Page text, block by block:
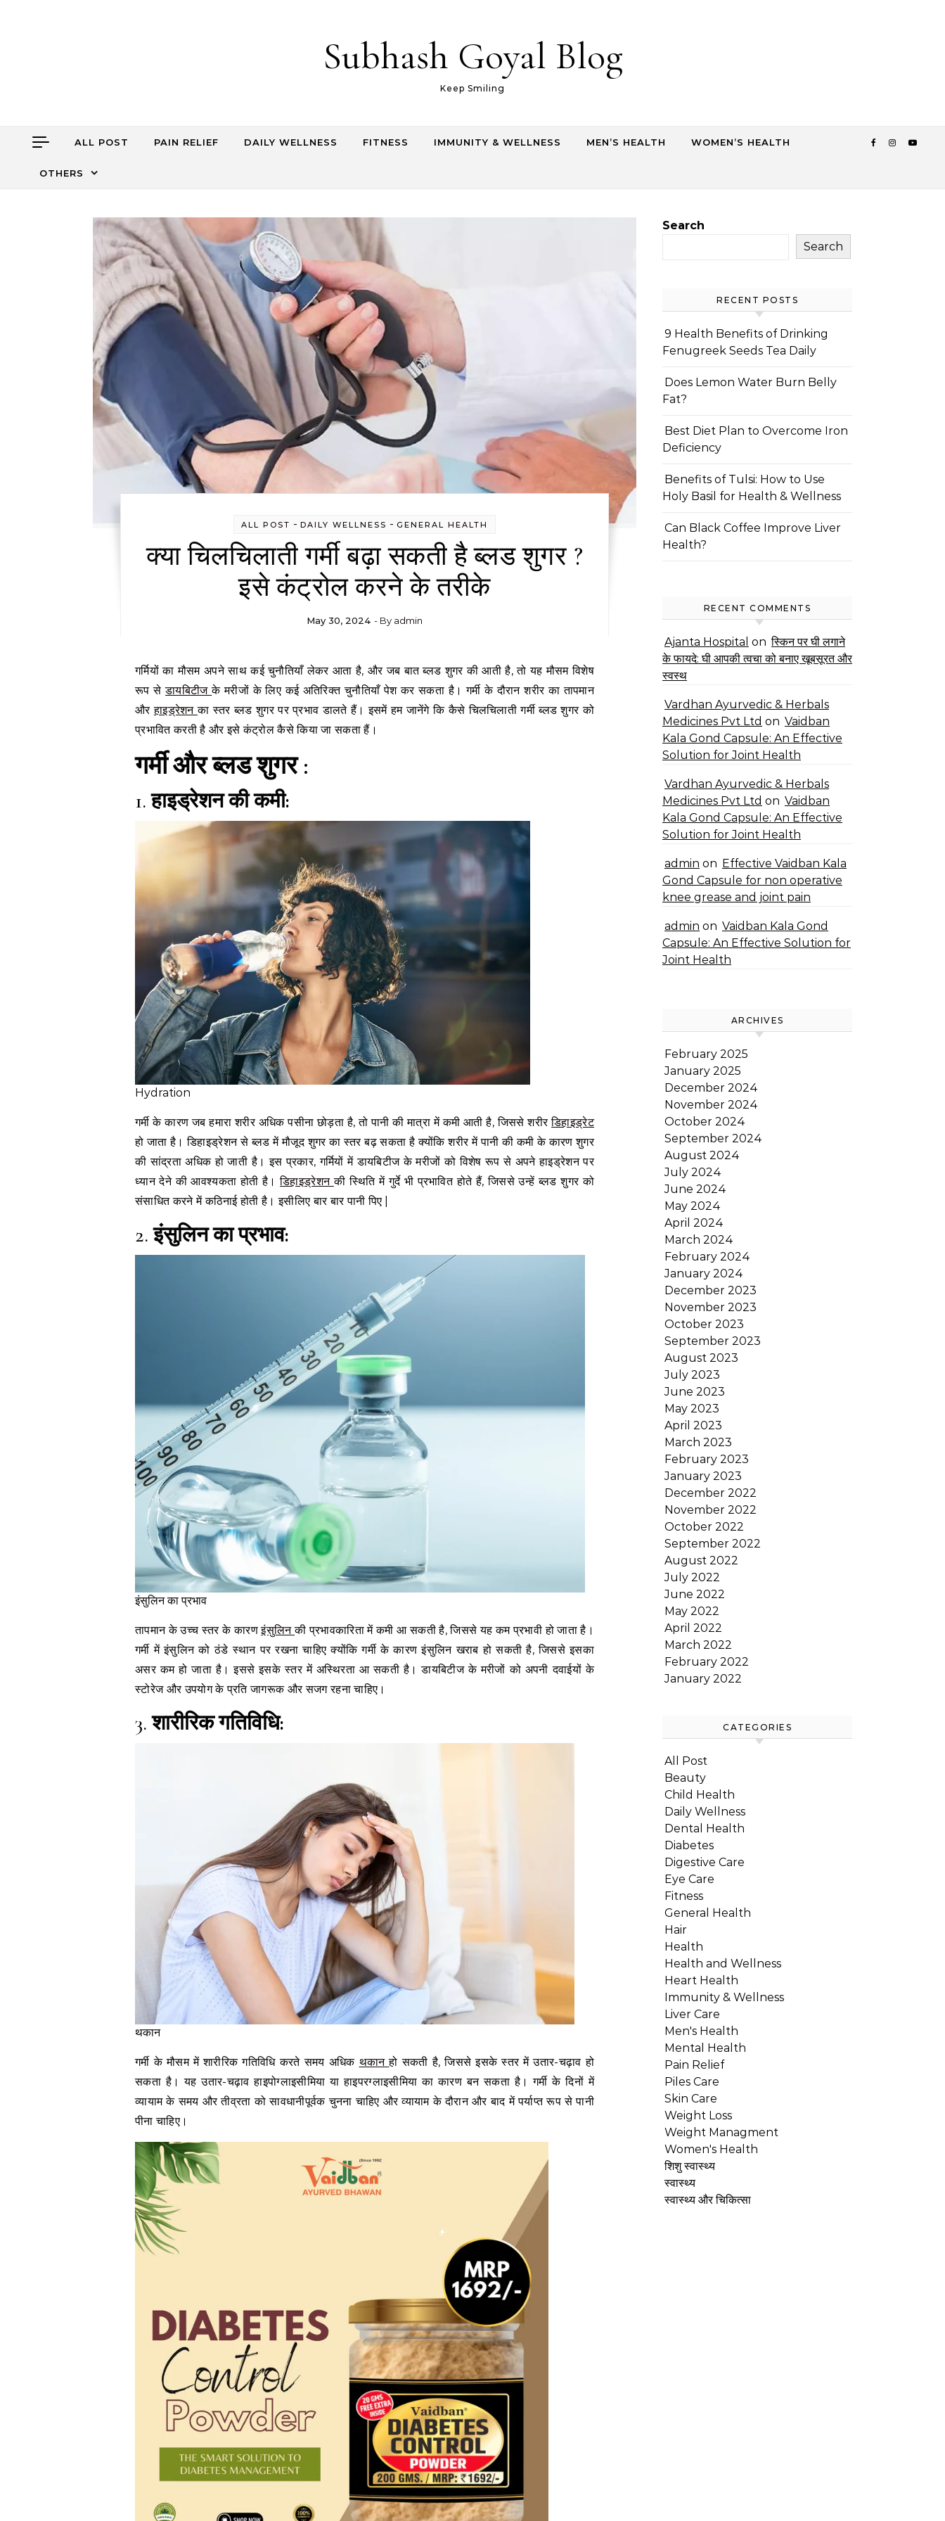
Subhash Goyal Blog
Keep Smiling
ALL POST PAIN RELIEF DAILY WELLNESS FITNESS IMMUNITY & WELLNESS MEN’S HEALTH WOMEN’S HEALTH
OTHERS
ALL POST - DAILY WELLNESS - GENERAL HEALTH
क्या चिलचिलाती गर्मी बढ़ा सकती है ब्लड शुगर ?
इसे कंट्रोल करने के तरीके
May 30, 2024 - By admin
गर्मियों का मौसम अपने साथ कई चुनौतियाँ लेकर आता है, और जब बात ब्लड शुगर की आती है, तो यह मौसम विशेष
रूप सेडायबिटीजके मरीजों के लिए कई अतिरिक्त चुनौतियाँ पेश कर सकता है। गर्मी के दौरान शरीर का तापमान
औरहाइड्रेशनका स्तर ब्लड शुगर पर प्रभाव डालते हैं। इसमें हम जानेंगे कि कैसे चिलचिलाती गर्मी ब्लड शुगर को
प्रभावित करती है और इसे कंट्रोल कैसे किया जा सकता हैं।
गर्मी और ब्लड शुगर :
1.हाइड्रेशन की कमी:
Hydration
गर्मी के कारण जब हमारा शरीर अधिक पसीना छोड़ता है, तो पानी की मात्रा में कमी आती है, जिससे शरीरडिहाइड्रेट
हो जाता है। डिहाइड्रेशन से ब्लड में मौजूद शुगर का स्तर बढ़ सकता है क्योंकि शरीर में पानी की कमी के कारण शुगर
की सांद्रता अधिक हो जाती है। इस प्रकार, गर्मियों में डायबिटीज के मरीजों को विशेष रूप से अपने हाइड्रेशन पर
ध्यान देने की आवश्यकता होती है।डिहाइड्रेशनकी स्थिति में गुर्दे भी प्रभावित होते हैं, जिससे उन्हें ब्लड शुगर को
संसाधित करने में कठिनाई होती है। इसीलिए बार बार पानी पिए |
2.इंसुलिन का प्रभाव:
इंसुलिन का प्रभाव
तापमान के उच्च स्तर के कारणइंसुलिनकी प्रभावकारिता में कमी आ सकती है, जिससे यह कम प्रभावी हो जाता है।
गर्मी में इंसुलिन को ठंडे स्थान पर रखना चाहिए क्योंकि गर्मी के कारण इंसुलिन खराब हो सकती है, जिससे इसका
असर कम हो जाता है। इससे इसके स्तर में अस्थिरता आ सकती है। डायबिटीज के मरीजों को अपनी दवाईयों के
स्टोरेज और उपयोग के प्रति जागरूक और सजग रहना चाहिए।
3.शारीरिक गतिविधि:
थकान
गर्मी के मौसम में शारीरिक गतिविधि करते समय अधिक थकानहो सकती है, जिससे इसके स्तर में उतार-चढ़ाव हो
सकता है। यह उतार-चढ़ाव हाइपोग्लाइसीमिया या हाइपरग्लाइसीमिया का कारण बन सकता है। गर्मी के दिनों में
व्यायाम के समय और तीव्रता को सावधानीपूर्वक चुनना चाहिए और व्यायाम के दौरान और बाद में पर्याप्त रूप से पानी
पीना चाहिए।
Search
Search
RECENT POSTS
9 Health Benefits of Drinking
Fenugreek Seeds Tea Daily
Does Lemon Water Burn Belly
Fat?
Best Diet Plan to Overcome Iron
Deficiency
Benefits of Tulsi: How to Use
Holy Basil for Health & Wellness
Can Black Coffee Improve Liver
Health?
RECENT COMMENTS
Ajanta Hospital on स्किन पर घी लगाने
के फायदे: घी आपकी त्वचा को बनाए खूबसूरत और
स्वस्थ
Vardhan Ayurvedic & Herbals
Medicines Pvt Ltd on Vaidban
Kala Gond Capsule: An Effective
Solution for Joint Health
Vardhan Ayurvedic & Herbals
Medicines Pvt Ltd on Vaidban
Kala Gond Capsule: An Effective
Solution for Joint Health
admin on Effective Vaidban Kala
Gond Capsule for non operative
knee grease and joint pain
admin on Vaidban Kala Gond
Capsule: An Effective Solution for
Joint Health
ARCHIVES
February 2025
January 2025
December 2024
November 2024
October 2024
September 2024
August 2024
July 2024
June 2024
May 2024
April 2024
March 2024
February 2024
January 2024
December 2023
November 2023
October 2023
September 2023
August 2023
July 2023
June 2023
May 2023
April 2023
March 2023
February 2023
January 2023
December 2022
November 2022
October 2022
September 2022
August 2022
July 2022
June 2022
May 2022
April 2022
March 2022
February 2022
January 2022
CATEGORIES
All Post
Beauty
Child Health
Daily Wellness
Dental Health
Diabetes
Digestive Care
Eye Care
Fitness
General Health
Hair
Health
Health and Wellness
Heart Health
Immunity & Wellness
Liver Care
Men's Health
Mental Health
Pain Relief
Piles Care
Skin Care
Weight Loss
Weight Managment
Women's Health
शिशु स्वास्थ्य
स्वास्थ्य
स्वास्थ्य और चिकित्सा